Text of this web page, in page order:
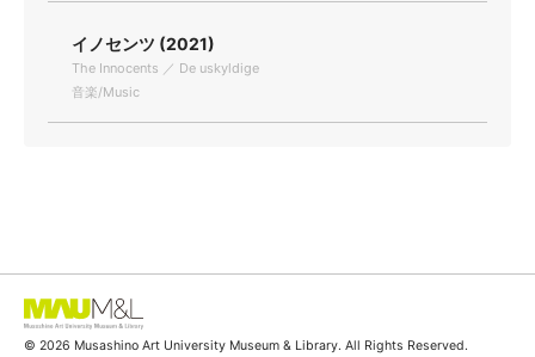
イノセンツ (2021)
The Innocents ／ De uskyldige
音楽/Music
© 2026 Musashino Art University Museum & Library. All Rights Reserved.